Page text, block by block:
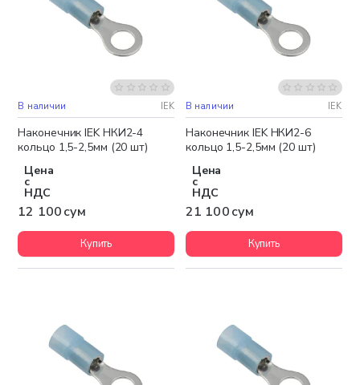
В наличии IEK
Наконечник IEK НКИ2-4
кольцо 1,5-2,5мм (20 шт)
Цена
с
НДС
12 100 сум
Купить
В наличии IEK
Наконечник IEK НКИ2-6
кольцо 1,5-2,5мм (20 шт)
Цена
с
НДС
21 100 сум
Купить